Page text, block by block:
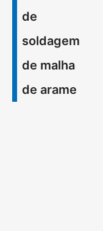
de
soldagem
de malha
de arame